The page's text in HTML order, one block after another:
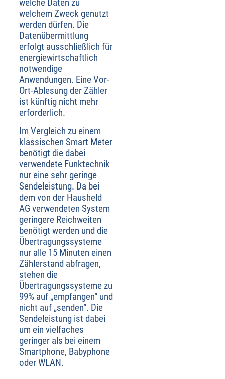
welche Daten zu
welchem Zweck genutzt
werden dürfen. Die
Datenübermittlung
erfolgt ausschließlich für
energiewirtschaftlich
notwendige
Anwendungen. Eine Vor-
Ort-Ablesung der Zähler
ist künftig nicht mehr
erforderlich.
Im Vergleich zu einem
klassischen Smart Meter
benötigt die dabei
verwendete Funktechnik
nur eine sehr geringe
Sendeleistung. Da bei
dem von der Hausheld
AG verwendeten System
geringere Reichweiten
benötigt werden und die
Übertragungssysteme
nur alle 15 Minuten einen
Zählerstand abfragen,
stehen die
Übertragungssysteme zu
99% auf „empfangen“ und
nicht auf „senden“. Die
Sendeleistung ist dabei
um ein vielfaches
geringer als bei einem
Smartphone, Babyphone
oder WLAN.